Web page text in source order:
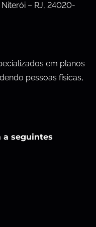
– RJ, 24020-
em planos
pessoas físicas,
a seguintes